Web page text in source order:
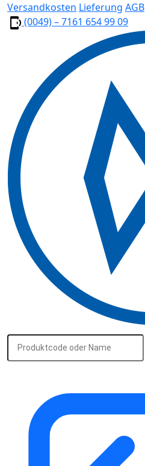
Versandkosten Lieferung AGB
(0049) – 7161 654 99 09